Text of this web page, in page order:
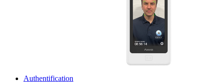
Authentification